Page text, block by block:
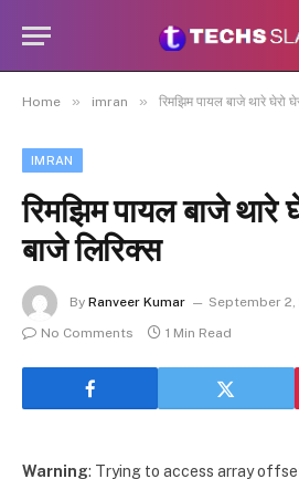
Home » imran » रिमझिम पायल बाजे थारे घेरो
IMRAN
रिमझिम पायल बाजे थारे
बाजे लिरिक्स
By Ranveer Kumar
September 2,
No Comments
1 Min Read
Warning: Trying to access array